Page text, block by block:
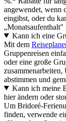
angewendet, wenn
eingibst, oder du
„Monatsaufenthalt"
Kann ich eine
Mit dem
Gruppenreisen
oder eine große
abstimmen und
Kann ich meine
hier ändern oder
Um Bridoré-
finden, verwende